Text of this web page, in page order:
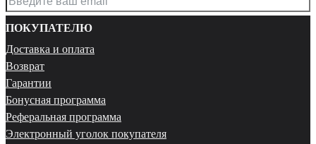
ПОКУПАТЕЛЮ
Доставка и оплата
Возврат
Гарантии
Бонусная программа
Реферальная программа
Электронный уголок покупателя